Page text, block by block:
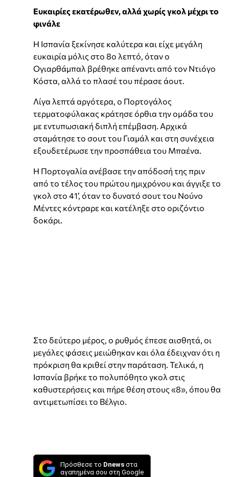
Ευκαιρίες εκατέρωθεν, αλλά χωρίς γκολ μέχρι το
φινάλε
Η Ισπανία ξεκίνησε καλύτερα και είχε μεγάλη
ευκαιρία μόλις στο 8ο λεπτό, όταν ο
Ογιαρθάμπαλ βρέθηκε απέναντι από τον Ντιόγο
Κόστα, αλλά το πλασέ του πέρασε άουτ.
Λίγα λεπτά αργότερα, ο Πορτογάλος
τερματοφύλακας κράτησε όρθια την ομάδα του
με εντυπωσιακή διπλή επέμβαση. Αρχικά
σταμάτησε το σουτ του Γιαμάλ και στη συνέχεια
εξουδετέρωσε την προσπάθεια του Μπαένα.
Η Πορτογαλία ανέβασε την απόδοσή της πριν
από το τέλος του πρώτου ημιχρόνου και άγγιξε το
γκολ στο 41’, όταν το δυνατό σουτ του Νούνο
Μέντες κόντραρε και κατέληξε στο οριζόντιο
δοκάρι.
Στο δεύτερο μέρος, ο ρυθμός έπεσε αισθητά, οι
μεγάλες φάσεις μειώθηκαν και όλα έδειχναν ότι η
πρόκριση θα κριθεί στην παράταση. Τελικά, η
Ισπανία βρήκε το πολυπόθητο γκολ στις
καθυστερήσεις και πήρε θέση στους «8», όπου θα
αντιμετωπίσει το Βέλγιο.
Πρόσθεσε το Dnews στα
αγαπημένα σου στη Google